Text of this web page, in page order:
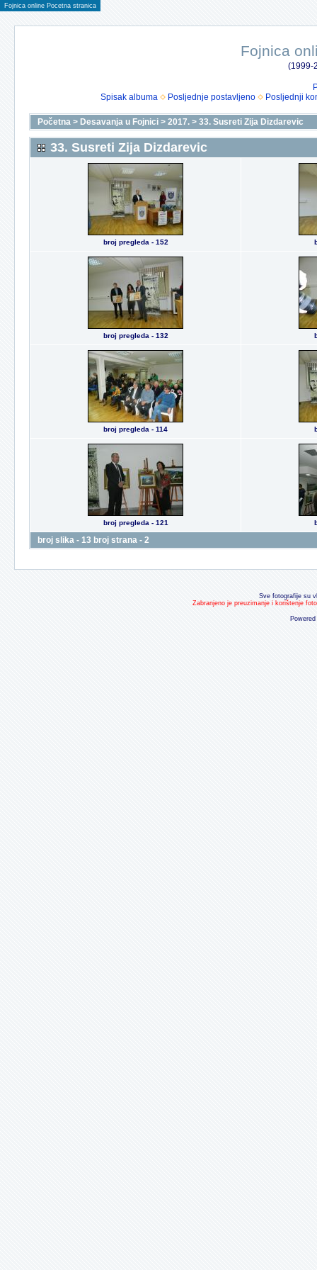
Fojnica online Pocetna stranica
Fojnica
(1999-
Spisak albuma
Posljednje postavljeno Posljednji
Početna > Desavanja u Fojnici > 2017. > 33. Susreti Zija Dizdarevic
33. Susreti Zija Dizdarevic
broj pregleda - 152
broj pregleda - 132
broj pregleda - 114
broj pregleda - 121
broj slika - 13 broj strana - 2
Sve fotografije su
Zabranjeno je preuzimanje i korištenje